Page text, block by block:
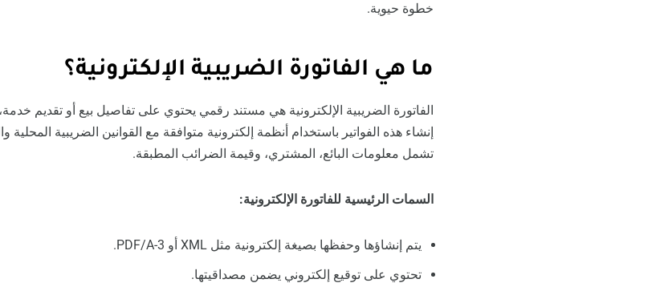
خطوة حيوية.
ما هي الفاتورة الضريبية الإلكترونية؟
الفاتورة الضريبية الإلكترونية هي مستند رقمي يحتوي على تفاصيل بيع أو تقديم
إنشاء هذه الفواتير باستخدام أنظمة إلكترونية متوافقة مع القوانين الضريبية
تشمل معلومات البائع، المشتري، وقيمة الضرائب المطبقة.
السمات الرئيسية للفاتورة الإلكترونية:
يتم إنشاؤها وحفظها بصيغة إلكترونية مثل XML أو PDF/A-3.
تحتوي على توقيع إلكتروني يضمن مصداقيتها.